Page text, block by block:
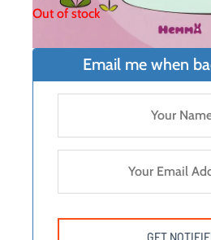
Out of stock
Email me when